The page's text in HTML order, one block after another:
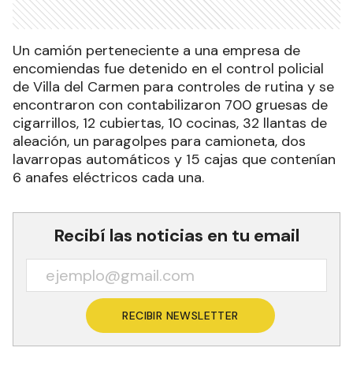
Un camión perteneciente a una empresa de
encomiendas fue detenido en el control policial
de Villa del Carmen para controles de rutina y se
encontraron con contabilizaron 700 gruesas de
cigarrillos, 12 cubiertas, 10 cocinas, 32 llantas de
aleación, un paragolpes para camioneta, dos
lavarropas automáticos y 15 cajas que contenían
6 anafes eléctricos cada una.
Recibí las noticias en tu email
RECIBIR NEWSLETTER